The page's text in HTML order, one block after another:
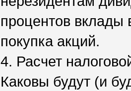
процентов вклады
покупка акций.
4. Расчет
Каковы будут (и